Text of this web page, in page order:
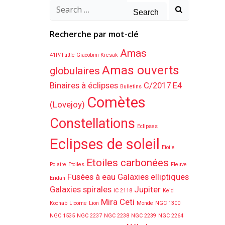
Search
Recherche par mot-clé
41P/Tuttle-Giacobini-Kresak Amas
globulaires Amas ouverts
Binaires à éclipses Bulletins C/2017 E4
(Lovejoy) Comètes
Constellations Eclipses
Eclipses de soleil Etoile
Polaire Etoiles Etoiles carbonées Fleuve
Eridan Fusées à eau Galaxies elliptiques
Galaxies spirales IC 2118 Jupiter Keid
Kochab Licorne Lion Mira Ceti Monde NGC 1300
NGC 1535 NGC 2237 NGC 2238 NGC 2239 NGC 2264